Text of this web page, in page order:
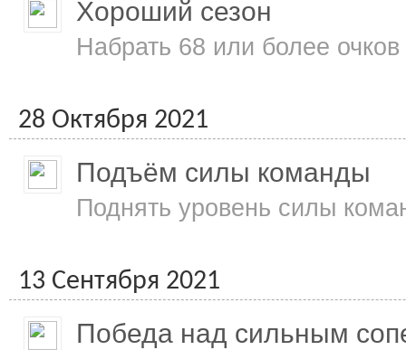
Хороший сезон
Набрать 68 или более
28 Октября 2021
Подъём силы команды
Поднять уровень силы
13 Сентября 2021
Победа над сильным